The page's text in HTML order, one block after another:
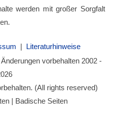
werden mit großer Sorgfalt
| Literaturhinweise
vorbehalten 2002 -
(All rights reserved)
| Badische Seiten